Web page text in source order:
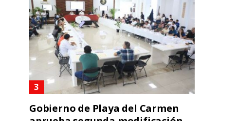
Gobierno de Playa del Carmen